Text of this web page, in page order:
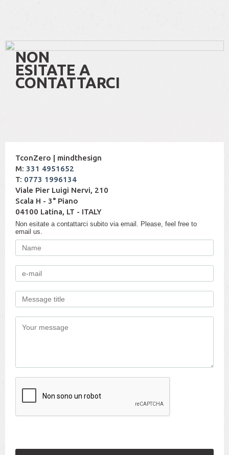
NON
ESITATE A
CONTATTARCI
TconZero | mindthesign
M: 331 4951652
T: 0773 1996134
Viale Pier Luigi Nervi, 210
Scala H - 3° Piano
04100 Latina, LT - ITALY
Non esitate a contattarci subito via email. Please, feel free to
email us.